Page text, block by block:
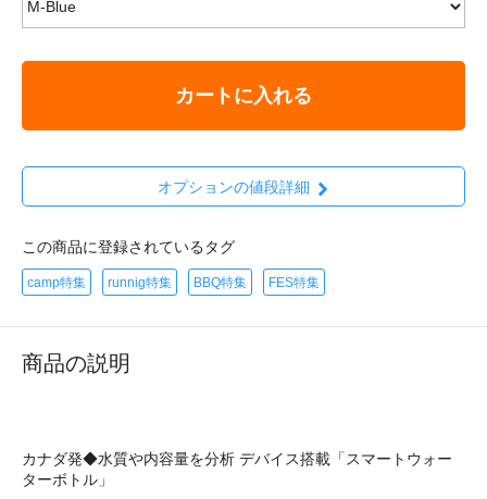
カートに入れる
オプションの値段詳細
この商品に登録されているタグ
camp特集 runnig特集 BBQ特集 FES特集
商品の説明
カナダ発◆水質や内容量を分析 デバイス搭載「スマートウォー
ターボトル」